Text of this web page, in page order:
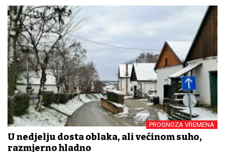
PROGNOZA VREMENA
U nedjelju dosta oblaka, ali većinom suho,
razmjerno hladno